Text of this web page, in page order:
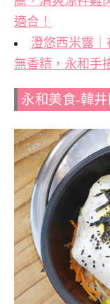
適合！
澄悠西米露
無香精，永和手
永和美食-韓